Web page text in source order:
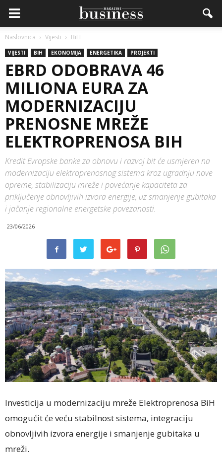
Naslovnica Vijesti BiH
VIJESTI BIH EKONOMIJA ENERGETIKA PROJEKTI
EBRD ODOBRAVA 46
MILIONA EURA ZA
MODERNIZACIJU
PRENOSNE MREŽE
ELEKTROPRENOSA BIH
Kredit Evropske banke za obnovu i razvoj bit će usmjeren na
modernizaciju elektroprenosnog sistema kroz ugradnju nove
opreme, stabilizaciju mreže i povećanje kapaciteta za
priključenje obnovljivih izvora energije, uz smanjenje gubitaka
i jačanje regionalne energetske povezanosti.
23/06/2026
Investicija u modernizaciju mreže Elektroprenosa BiH
omogućit će veću stabilnost sistema, integraciju
obnovljivih izvora energije i smanjenje gubitaka u
mreži.